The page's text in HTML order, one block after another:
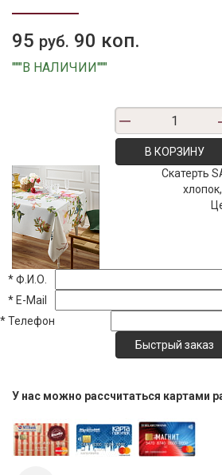
95 руб. 90 коп.
"""В НАЛИЧИИ"""
В КОРЗИНУ
Скатерть
*Ф.И.О.
* E-Mail
*Телефон
У нас можно рассчитаться картами